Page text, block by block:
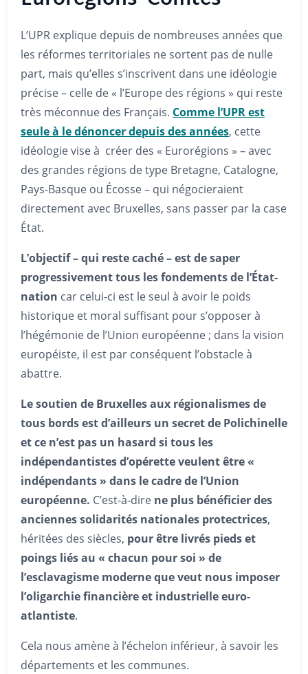
L’UPR explique depuis de nombreuses années que
les réformes territoriales ne sortent pas de nulle
part, mais qu’elles s’inscrivent dans une idéologie
précise – celle de « l’Europe des régions » qui reste
très méconnue des Français. Comme l’UPR est
seule à le dénoncer depuis des années, cette
idéologie vise à créer des « Eurorégions » – avec
des grandes régions de type Bretagne, Catalogne,
Pays-Basque ou Écosse – qui négocieraient
directement avec Bruxelles, sans passer par la case
État.
L’objectif – qui reste caché – est de saper
progressivement tous les fondements de l’État-
nation car celui-ci est le seul à avoir le poids
historique et moral suffisant pour s’opposer à
l’hégémonie de l’Union européenne ; dans la vision
européiste, il est par conséquent l’obstacle à
abattre.
Le soutien de Bruxelles aux régionalismes de
tous bords est d’ailleurs un secret de Polichinelle
et ce n’est pas un hasard si tous les
indépendantistes d’opérette veulent être «
indépendants » dans le cadre de l’Union
européenne. C’est-à-dire ne plus bénéficier des
anciennes solidarités nationales protectrices,
héritées des siècles, pour être livrés pieds et
poings liés au « chacun pour soi » de
l’esclavagisme moderne que veut nous imposer
l’oligarchie financière et industrielle euro-
atlantiste.
Cela nous amène à l’échelon inférieur, à savoir les
départements et les communes.